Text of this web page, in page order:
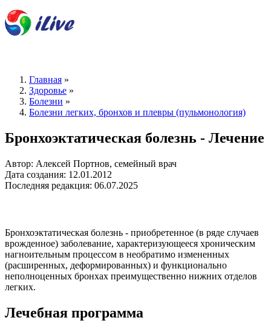
Главная »
Здоровье »
Болезни »
Болезни легких, бронхов и плевры (пульмонология)
Бронхоэктатическая болезнь - Лечение
Автор: Алексей Портнов, семейный врач
Дата создания: 12.01.2012
Последняя редакция: 06.07.2025
Бронхоэктатическая болезнь - приобретенное (в ряде случаев
врожденное) заболевание, характеризующееся хроническим
нагноительным процессом в необратимо измененных
(расширенных, деформированных) и функционально
неполноценных бронхах преимущественно нижних отделов
легких.
Лечебная программа